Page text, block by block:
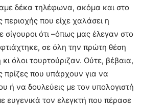
δέκα τηλέφωνα, ακόμα και στο
που είχε χαλάσει η
σίγουροι ότι –όπως μας έλεγαν στο
σε όλη την πρώτη θέση
όλοι τουρτούριζαν. Ούτε, βέβαια,
πρίζες που υπάρχουν για να
ή να δουλεύεις με τον υπολογιστή
ευγενικά τον ελεγκτή που πέρασε